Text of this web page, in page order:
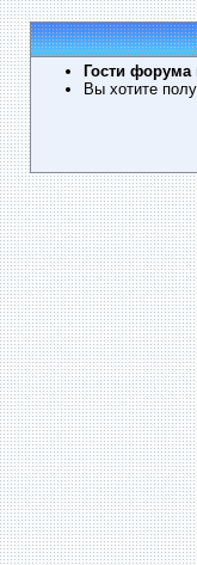
Гости форума
Вы хотите